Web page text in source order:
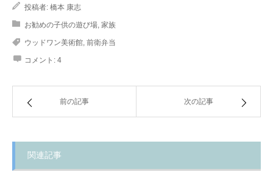
投稿者: 橋本 康志
お勧めの子供の遊び場, 家族
ウッドワン美術館, 前衛弁当
コメント: 4
前の記事 次の記事
関連記事